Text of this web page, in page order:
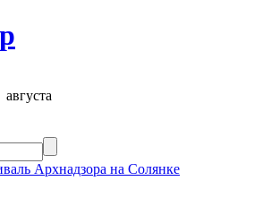
августа
Архнадзора на Солянке